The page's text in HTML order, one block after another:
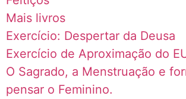
Mais livros
Exercício: Despertar da Deusa
Exercício de Aproximação do
O Sagrado, a Menstruação e
pensar o Feminino.